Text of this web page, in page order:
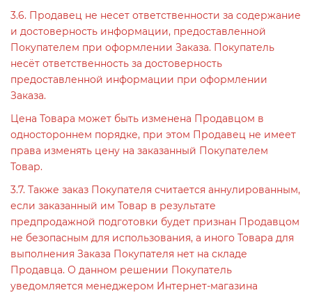
3.6. Продавец не несет ответственности за содержание
и достоверность информации, предоставленной
Покупателем при оформлении Заказа. Покупатель
несёт ответственность за достоверность
предоставленной информации при оформлении
Заказа.
Цена Товара может быть изменена Продавцом в
одностороннем порядке, при этом Продавец не имеет
права изменять цену на заказанный Покупателем
Товар.
3.7. Также заказ Покупателя считается аннулированным,
если заказанный им Товар в результате
предпродажной подготовки будет признан Продавцом
не безопасным для использования, а иного Товара для
выполнения Заказа Покупателя нет на складе
Продавца. О данном решении Покупатель
уведомляется менеджером Интернет-магазина